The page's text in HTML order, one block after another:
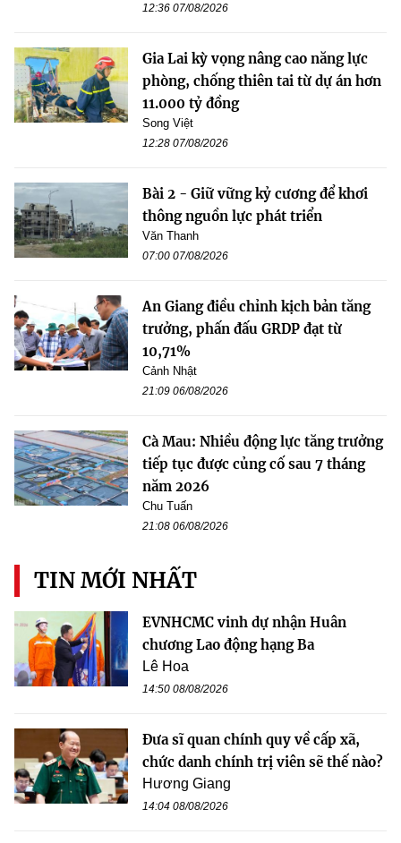
12:36 07/08/2026
Gia Lai kỳ vọng nâng cao năng lực
phòng, chống thiên tai từ dự án hơn
11.000 tỷ đồng
Song Việt
12:28 07/08/2026
Bài 2 - Giữ vững kỷ cương để khơi
thông nguồn lực phát triển
Văn Thanh
07:00 07/08/2026
An Giang điều chỉnh kịch bản tăng
trưởng, phấn đấu GRDP đạt từ
10,71%
Cảnh Nhật
21:09 06/08/2026
Cà Mau: Nhiều động lực tăng trưởng
tiếp tục được củng cố sau 7 tháng
năm 2026
Chu Tuấn
21:08 06/08/2026
TIN MỚI NHẤT
EVNHCMC vinh dự nhận Huân
chương Lao động hạng Ba
Lê Hoa
14:50 08/08/2026
Đưa sĩ quan chính quy về cấp xã,
chức danh chính trị viên sẽ thế nào?
Hương Giang
14:04 08/08/2026